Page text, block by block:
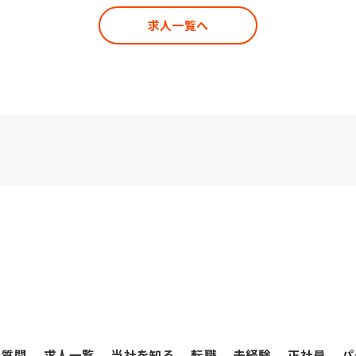
求人一覧へ